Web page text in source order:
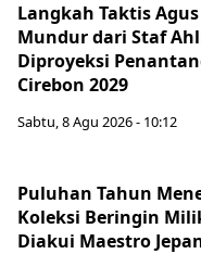
Langkah Taktis
Mundur dari Staf
Diproyeksi
Cirebon 2029
Sabtu, 8 Agu 2026 - 10:12
Puluhan Tahun
Koleksi Beringin
Diakui Maestro